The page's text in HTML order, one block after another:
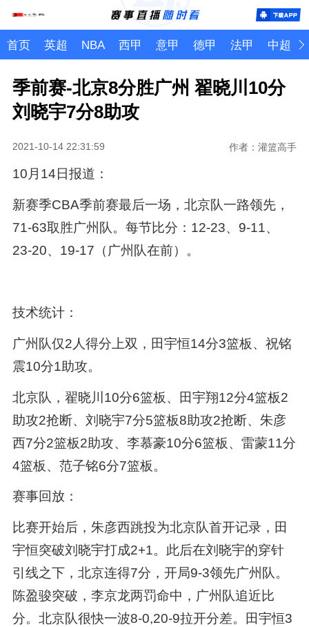
首页 英超 NBA 西甲 意甲 德甲 法甲 中超
季前赛-北京8分胜广州 翟晓川10分
刘晓宇7分8助攻
2021-10-14 22:31:59 作者：灌篮高手
10月14日报道：
新赛季CBA季前赛最后一场，北京队一路领先，
71-63取胜广州队。每节比分：12-23、9-11、
23-20、19-17（广州队在前）。
技术统计：
广州队仅2人得分上双，田宇恒14分3篮板、祝铭
震10分1助攻。
北京队，翟晓川10分6篮板、田宇翔12分4篮板2
助攻2抢断、刘晓宇7分5篮板8助攻2抢断、朱彦
西7分2篮板2助攻、李慕豪10分6篮板、雷蒙11分
4篮板、范子铭6分7篮板。
赛事回放：
比赛开始后，朱彦西跳投为北京队首开记录，田
宇恒突破刘晓宇打成2+1。此后在刘晓宇的穿针
引线之下，北京连得7分，开局9-3领先广州队。
陈盈骏突破，李京龙两罚命中，广州队追近比
分。北京队很快一波8-0,20-9拉开分差。田宇恒3